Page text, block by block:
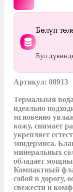
Бөлүп
Бул
Артикул: 08913
Термальная
идеально
мгновенно
кожу, снимает
укрепляет
эпидермиса.
минеральных
обладает
Компактный
собой в дорогу,
свежести и